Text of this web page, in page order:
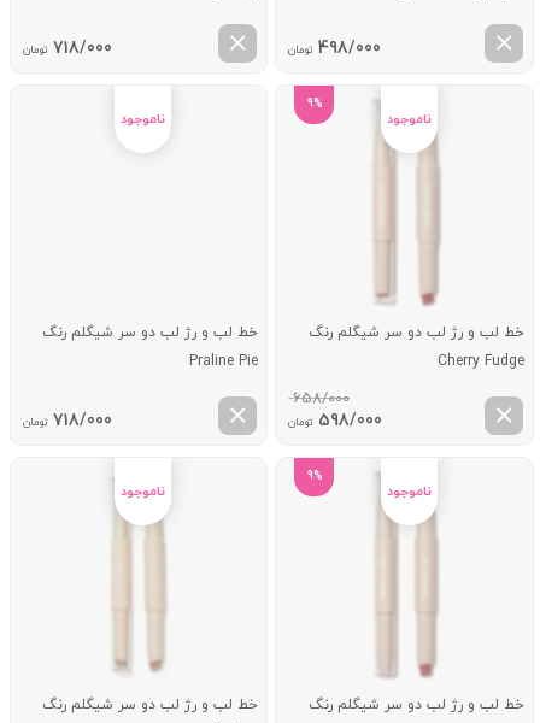
498/000 تومان 718/000 تومان
9%
خط لب و رژ لب دو سر شیگلم رنگ
Cherry Fudge
658/000
قیمت
658/000 تومان
598/000 تومانقیمت
فعلی:
خط لب و رژ لب دو سر شیگلم رنگ
Praline Pie
718/000 تومان
9%
خط لب و رژ لب دو سر شیگلم رنگ
خط لب و رژ لب دو سر شیگلم رنگ